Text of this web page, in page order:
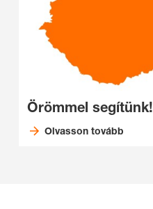
Örömmel segítünk!
Olvasson tovább